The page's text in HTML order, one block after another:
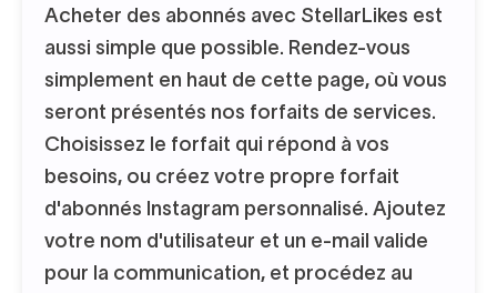
Acheter des abonnés avec StellarLikes est
aussi simple que possible. Rendez-vous
simplement en haut de cette page, où vous
seront présentés nos forfaits de services.
Choisissez le forfait qui répond à vos
besoins, ou créez votre propre forfait
d'abonnés Instagram personnalisé. Ajoutez
votre nom d'utilisateur et un e-mail valide
pour la communication, et procédez au